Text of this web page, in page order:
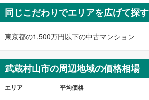
480万円
ワンルーム
同じこだわりでエリアを広げて探す
東京都の1,500万円以下の中古マンション
武蔵村山市の周辺地域の価格相場
エリア 平均価格